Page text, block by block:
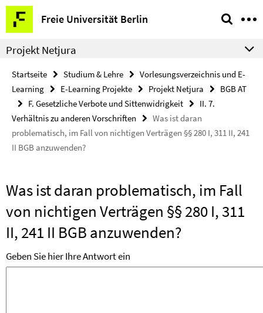
Springe
direkt
zu
Inhalt
Freie Universität Berlin
Service-
Navigation
Projekt Netjura
Startseite Studium & Lehre
Vorlesungsverzeichnis und E-
Learning
E-Learning Projekte Projekt Netjura
BGB AT
F. Gesetzliche Verbote und Sittenwidrigkeit
II. 7.
Verhältnis zu anderen Vorschriften
Was ist daran
problematisch, im Fall von nichtigen Verträgen §§ 280 I, 311 II, 241
II BGB anzuwenden?
Was ist daran problematisch, im Fall
von nichtigen Verträgen §§ 280 I, 311
II, 241 II BGB anzuwenden?
Geben Sie hier Ihre Antwort ein